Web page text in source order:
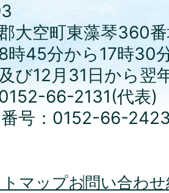
大空町東藻琴360
時45分から17時30
及び12月31日から
66-2131(代表)
号：0152-66-
マップお問い合わせ